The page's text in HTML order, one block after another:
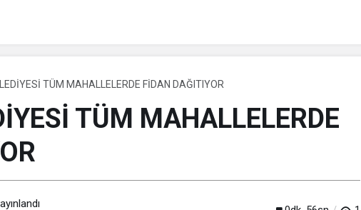
TÜM MAHALLELERDE FİDAN DAĞITIYOR
TÜM MAHALLELERDE